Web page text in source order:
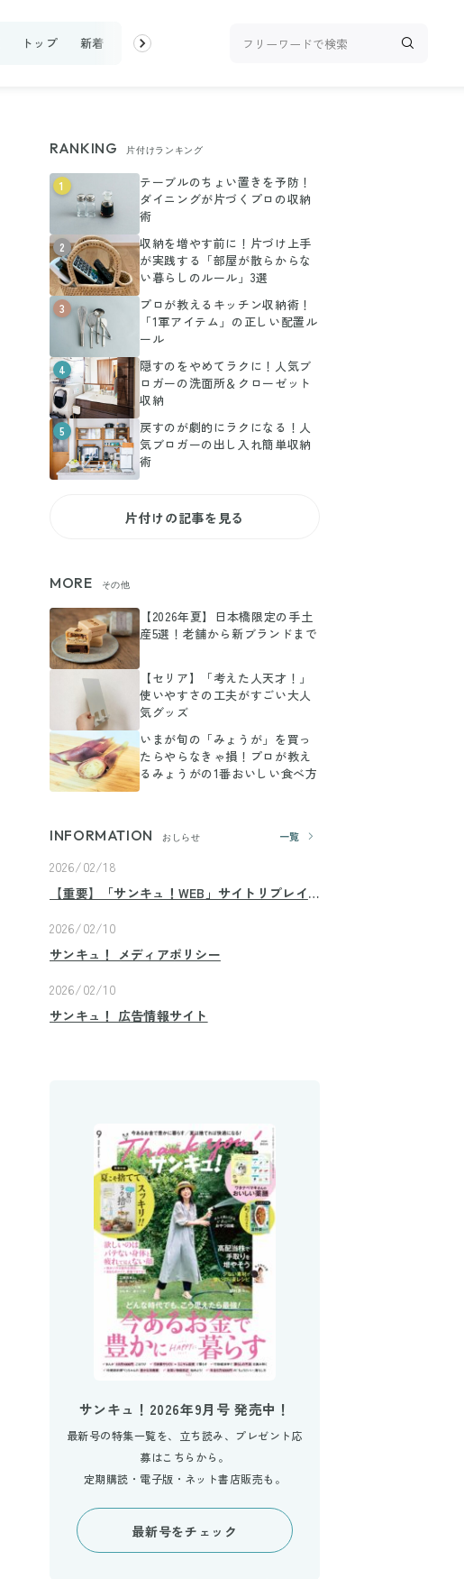
トップ 新着 ランキング 家事テク 収納・片付け
RANKING 片付けランキング
1
テーブルのちょい置きを予防！
ダイニングが片づくプロの収納
術
2
収納を増やす前に！片づけ上手
が実践する「部屋が散らからな
い暮らしのルール」3選
3
プロが教えるキッチン収納術！
「1軍アイテム」の正しい配置ル
ール
4
隠すのをやめてラクに！人気ブ
ロガーの洗面所＆クローゼット
収納
5
戻すのが劇的にラクになる！人
気ブロガーの出し入れ簡単収納
術
片付けの記事を見る
MORE その他
【2026年夏】日本橋限定の手土
産5選！老舗から新ブランドまで
【セリア】「考えた人天才！」
使いやすさの工夫がすごい大人
気グッズ
いまが旬の「みょうが」を買っ
たらやらなきゃ損！プロが教え
るみょうがの1番おいしい食べ方
INFORMATION おしらせ 一覧
2026/02/18
【重要】「サンキュ！WEB」サイトリプレイ
2026/02/10
サンキュ！ メディアポリシー
2026/02/10
サンキュ！ 広告情報サイト
サンキュ！2026年9月号 発売中！
最新号の特集一覧を、立ち読み、プレゼント応
募はこちらから。
定期購読・電子版・ネット書店販売も。
最新号をチェック